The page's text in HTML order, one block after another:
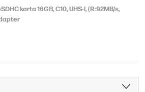
karta 16GB, C10, UHS-I, (R:92MB/s,